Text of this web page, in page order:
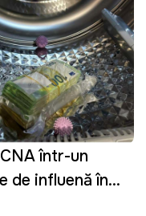
într-un
de influență în